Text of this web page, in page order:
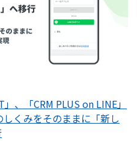
、「CRM PLUS on LINE」
くみをそのままに「新し